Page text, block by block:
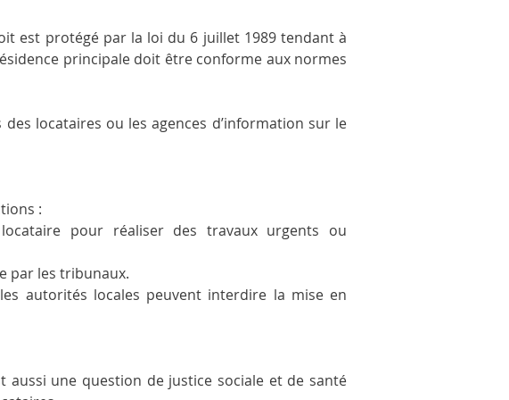
est protégé par la loi du 6 juillet 1989 tendant à
principale doit être conforme aux normes
locataires ou les agences d’information sur le
:
pour réaliser des travaux urgents ou
par les tribunaux.
autorités locales peuvent interdire la mise en
aussi une question de justice sociale et de santé